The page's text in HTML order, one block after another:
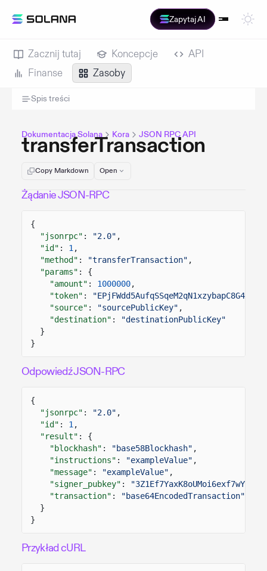
Zapytaj AI
Zacznij tutaj Koncepcje
API
Finanse
Zasoby
Spis treści
Dokumentacja Solana Kora JSON RPC API
transferTransaction
Copy Markdown Open
Żądanie JSON-RPC
{
"jsonrpc" : "2.0" ,
"id" : 1 ,
"method" : "transferTransaction" ,
"params" : {
"amount" : 1000000,
"token" :
"source" : "sourcePublicKey" ,
"destination" :
"destinationPublicKey"
}
}
Odpowiedź JSON-RPC
{
"jsonrpc" : "2.0" ,
"id" : 1 ,
"result" : {
"blockhash" : "base58Blockhash" ,
"instructions" : "exampleValue" ,
"message" : "exampleValue" ,
"signer_pubkey" :
"transaction" :
"base64EncodedTransaction"
}
}
Przykład cURL